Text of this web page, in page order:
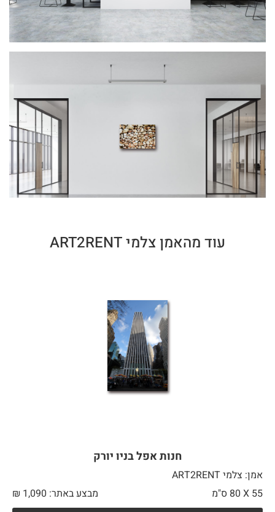
עוד מהאמן צלמי ART2RENT
חנות אפל בניו יורק
אמן: צלמי ART2RENT
55 X
מבצע באתר: ₪ 1,090